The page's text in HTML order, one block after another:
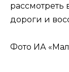
рассмотреть
дороги и
Фото ИА